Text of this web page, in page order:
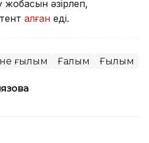
жобасын әзірлеп,
алған еді.
ғылым Ғалым Ғылым